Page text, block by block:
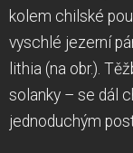
kolem chilské
vyschlé jezerní
lithia (na obr.).
solanky – se dál
jednoduchým